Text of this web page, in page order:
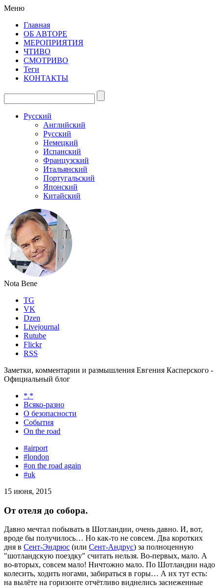
Меню
Главная
ОБ АВТОРЕ
МЕРОПРИЯТИЯ
ЧТИВО
СМОТРИВО
Теги
КОНТАКТЫ
Русский
Английский
Русский
Немецкий
Испанский
Французский
Итальянский
Португальский
Японский
Китайский
Nota Bene
TG
VK
Dzen
Livejournal
Rutube
Flickr
RSS
Заметки, комментарии и размышления Евгения Касперского -
Официальный блог
*.*
Всяко-разно
О безопасности
События
On the road
#airport
#london
#on the road again
#uk
15 июня, 2015
От отеля до собора.
Давно мечтал побывать в Шотландии, очень давно. И, вот,
вроде бы получилось… Но как-то не совсем. Два коротких
дня в Сент-Эндрюс (или Сент-Андрус) за полноценную
"шотландскую поездку" считать нельзя. Во-первых, мало. А
во-вторых, совсем мало! Ничтожно мало. По Шотландии надо
колесить, ходить ногами, забираться в горы… А их тут есть:
на вылёте на горизонте отчётливо виднелись заснеженные